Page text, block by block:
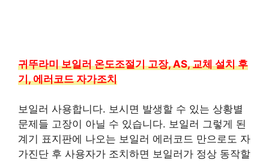
귀뚜라미 보일러 온도조절기 고장, AS, 교체 설치 후
기, 에러코드 자가조치
보일러 사용합니다. 보시면 발생할 수 있는 상황별
문제들 고장이 아닐 수 있습니다. 보일러 그렇게 된
계기 표지판에 나오는 보일러 에러코드 만으로도 자
가진단 후 사용자가 조치하면 보일러가 정상 동작할